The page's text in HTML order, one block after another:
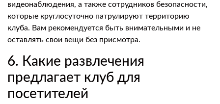
видеонаблюдения, а также сотрудников безопасности,
которые круглосуточно патрулируют территорию
клуба. Вам рекомендуется быть внимательными и не
оставлять свои вещи без присмотра.
6. Какие развлечения
предлагает клуб для
посетителей